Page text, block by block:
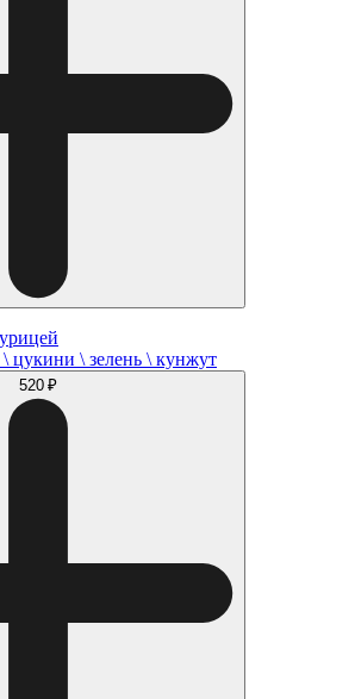
цукини \ зелень \ кунжут
520 ₽